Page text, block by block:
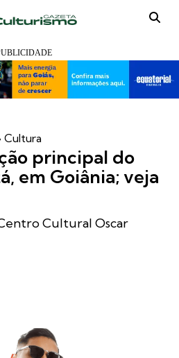
Cultura
principal do
em Goiânia; veja
Cultural Oscar